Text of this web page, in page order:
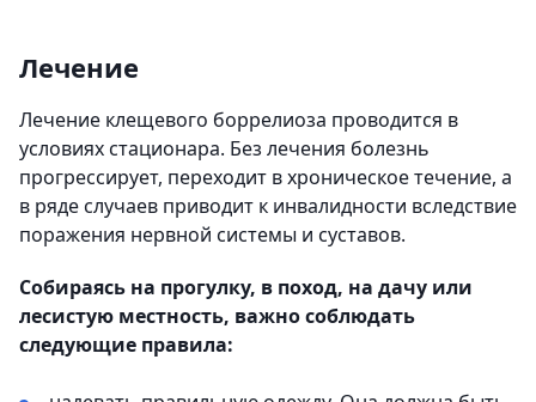
Лечение
Лечение клещевого боррелиоза проводится в
условиях стационара. Без лечения болезнь
прогрессирует, переходит в хроническое течение, а
в ряде случаев приводит к инвалидности вследствие
поражения нервной системы и суставов.
Собираясь на прогулку, в поход, на дачу или
лесистую местность, важно соблюдать
следующие правила: